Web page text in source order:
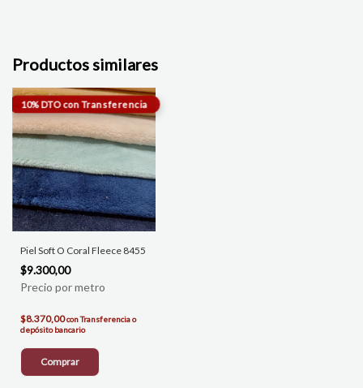
Productos similares
Piel Soft O Coral Fleece 8455
$9.300,00
$8.370,00conTransferencia o
depósito bancario
Comprar